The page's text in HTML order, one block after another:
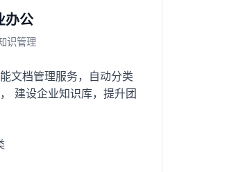
办公
识管理
文档管理服务，自动分类
建设企业知识库，提升团